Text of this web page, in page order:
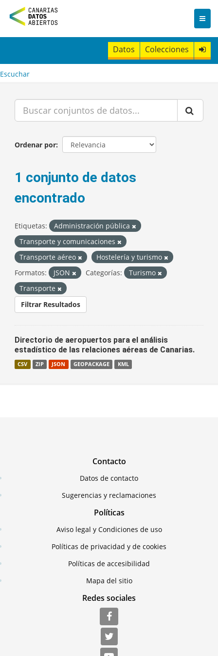
n
t
Datos Colecciones
Escuchar
Ordenar por
1 conjunto de datos
encontrado
Etiquetas:
Administración pública
Transporte y comunicaciones
Transporte aéreo
Hostelería y turismo
Formatos:
JSON Categorías:
Turismo
Transporte
Filtrar Resultados
Directorio de aeropuertos para el análisis
estadístico de las relaciones aéreas de Canarias.
CSV ZIP JSON GEOPACKAGE KML
Contacto
Datos de contacto
Sugerencias y reclamaciones
Políticas
Aviso legal y Condiciones de uso
Políticas de privacidad y de cookies
Políticas de accesibilidad
Mapa del sitio
Redes sociales